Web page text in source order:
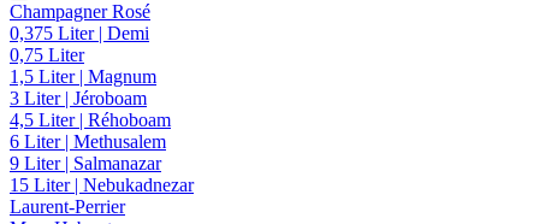
Champagner Rosé
0,375 Liter | Demi
0,75 Liter
1,5 Liter | Magnum
3 Liter | Jéroboam
4,5 Liter | Réhoboam
6 Liter | Methusalem
9 Liter | Salmanazar
15 Liter | Nebukadnezar
Laurent-Perrier